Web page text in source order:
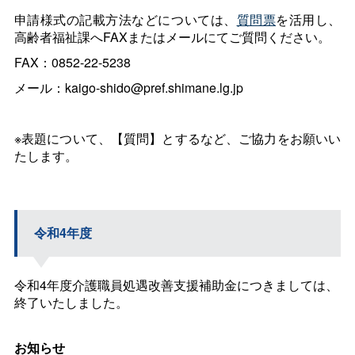
申請様式の記載方法などについては、 質問票を活用し、
高齢者福祉課へFAXまたはメールにてご質問ください。
FAX：0852-22-5238
メール：kaigo-shido@pref.shimane.lg.jp
※表題について、【質問】とするなど、ご協力をお願いい
たします。
令和4年度
令和4年度介護職員処遇改善支援補助金につきましては、
終了いたしました。
お知らせ